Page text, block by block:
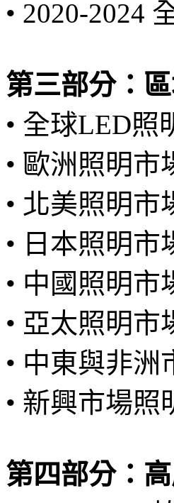
• 2020-2024
第三部分：
• 全球LED照
• 歐洲照明市
• 北美照明市
• 日本照明市
• 中國照明市
• 亞太照明
• 中東與非
• 新興市場照
第四部分：